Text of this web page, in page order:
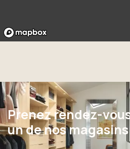
Prenez rendez-
un de nos